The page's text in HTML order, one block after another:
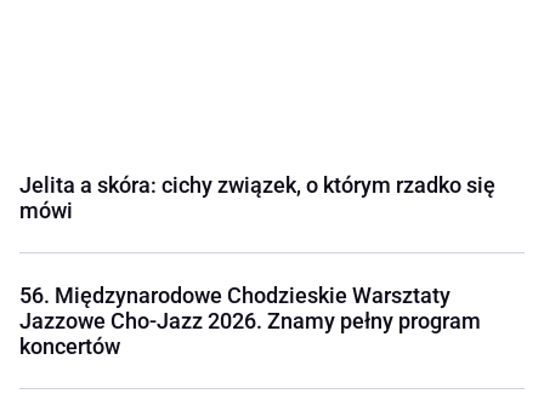
Jelita a skóra: cichy związek, o którym rzadko się
mówi
56. Międzynarodowe Chodzieskie Warsztaty
Jazzowe Cho-Jazz 2026. Znamy pełny program
koncertów